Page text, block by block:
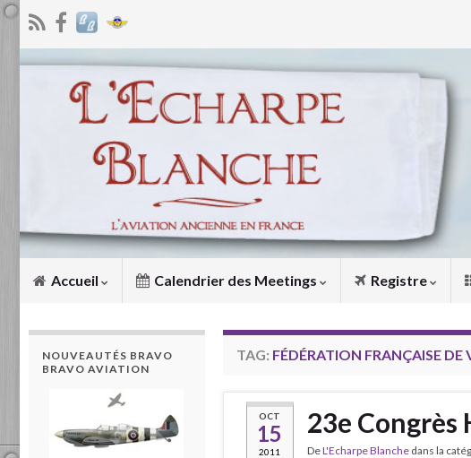
Accueil Calendrier des Meetings Registre
TAG: FÉDÉRATION FRANÇAISE DE
OCT
15
2011
23e Congrès
DeL'Echarpe Blanchedans la
NOUVEAUTÉS BRAVO
BRAVO AVIATION